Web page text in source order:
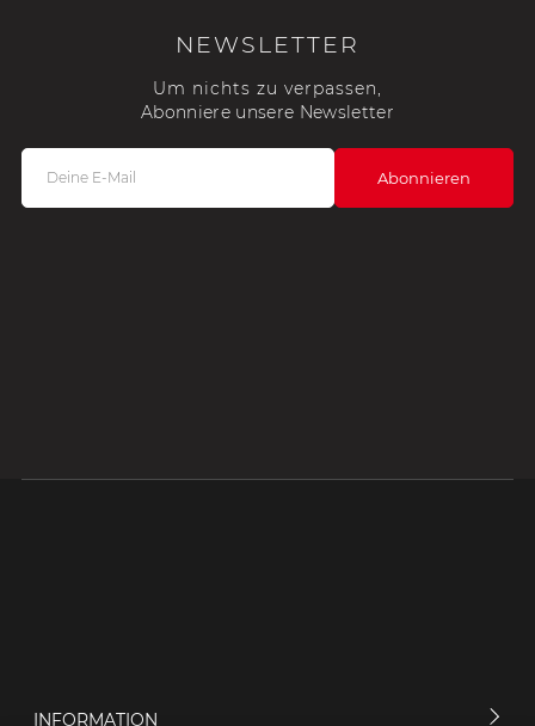
NEWSLETTER
Um nichts zu verpassen,
Abonniere unsere Newsletter
INFORMATION